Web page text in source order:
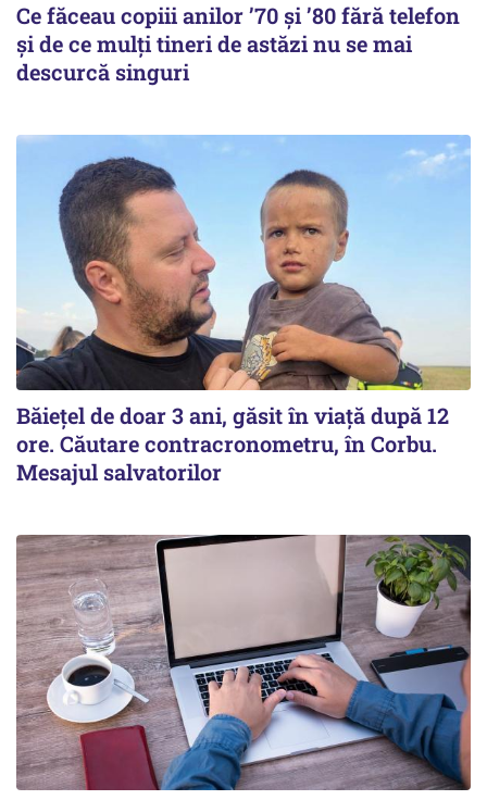
Ce făceau copiii anilor ’70 și ’80 fără telefon
și de ce mulți tineri de astăzi nu se mai
descurcă singuri
Băiețel de doar 3 ani, găsit în viață după 12
ore. Căutare contracronometru, în Corbu.
Mesajul salvatorilor